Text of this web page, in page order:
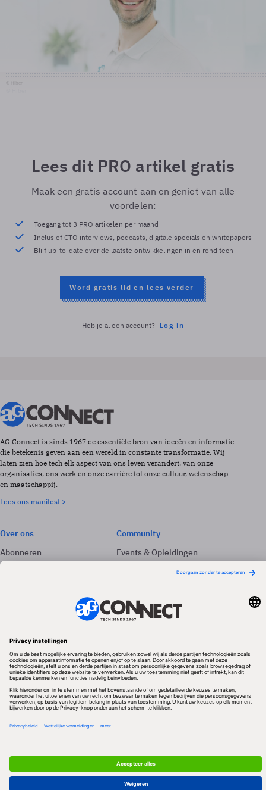
Lees dit PRO artikel gratis
Maak een gratis account aan en geniet van alle
voordelen:
Toegang tot 3 PRO artikelen per maand
Inclusief CTO interviews, podcasts, digitale specials en whitepapers
Blijf up-to-date over de laatste ontwikkelingen in en rond tech
Word gratis lid en lees verder
Heb je al een account? Log in
AG Connect is sinds 1967 de essentiële bron van ideeën en informatie
die betekenis geven aan een wereld in constante transformatie. Wij
laten zien hoe tech elk aspect van ons leven verandert, van onze
organisaties, ons werk en onze carrière tot onze cultuur, wetenschap
en maatschappij.
Lees ons manifest >
Over ons
Abonneren
Adverteren
Community
Events & Opleidingen
Volg ons
Redactionele partner
Algemene Voorwaarden & Copyrights